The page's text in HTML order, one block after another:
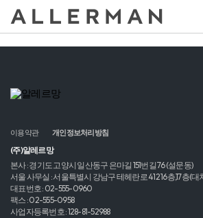
이용약관 개인정보처리방침
(주)알레르망
본사 : 경기도 고양시 일산동구 은마길 151번길 76 (설문동)
서울 사무실 : 서울특별시 강남구 테헤란로 412 16층,17층(
대표번호 : 02-555-0960
팩스 : 02-555-0958
사업자등록번호 : 128-81-52988